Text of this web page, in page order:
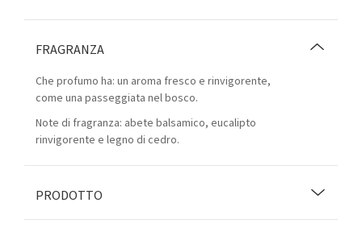
FRAGRANZA
Che profumo ha: un aroma fresco e rinvigorente,
come una passeggiata nel bosco.
Note di fragranza: abete balsamico, eucalipto
rinvigorente e legno di cedro.
PRODOTTO